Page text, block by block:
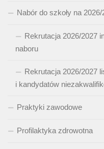
Nabór do szkoły na 2026/
Rekrutacja 2026/2027
naboru
Rekrutacja 2026/2027
i kandydatów
Praktyki zawodowe
Profilaktyka zdrowotna